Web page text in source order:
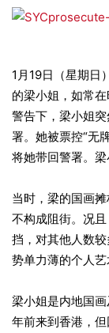
1月19日（星期日
的梁小姐，如常
警告下，梁小姐
署。她被票控“无
将她带回警署。梁
当时，梁的国画
不构成阻街。况
挡，对其他人数
势单力薄的个人艺
梁小姐是内地国
年前来到香港，